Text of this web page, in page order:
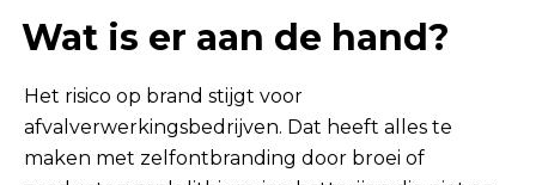
In de media
Jobs
Contact
Wat is er aan de hand?
Het risico op brand stijgt voor
afvalverwerkingsbedrijven. Dat heeft alles te
maken met zelfontbranding door broei of